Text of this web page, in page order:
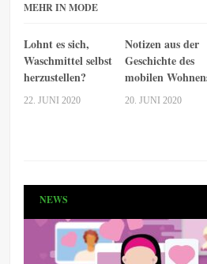
MEHR IN MODE
Lohnt es sich,
Waschmittel selbst
herzustellen?
22. JUNI 2020
Notizen aus der
Geschichte des
mobilen
20. JUNI 2020
NEWS